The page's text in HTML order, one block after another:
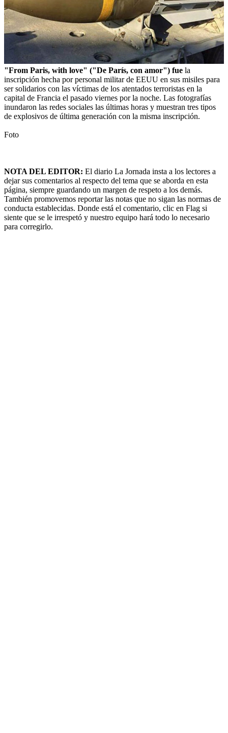
"From Paris, with love" ("De París, con amor") fue la
inscripción hecha por personal militar de EEUU en sus misiles para
ser solidarios con las víctimas de los atentados terroristas en la
capital de Francia el pasado viernes por la noche. Las fotografías
inundaron las redes sociales las últimas horas y muestran tres tipos
de explosivos de última generación con la misma inscripción.
Foto
NOTA DEL EDITOR: El diario La Jornada insta a los lectores a
dejar sus comentarios al respecto del tema que se aborda en esta
página, siempre guardando un margen de respeto a los demás.
También promovemos reportar las notas que no sigan las normas de
conducta establecidas. Donde está el comentario, clic en Flag si
siente que se le irrespetó y nuestro equipo hará todo lo necesario
para corregirlo.